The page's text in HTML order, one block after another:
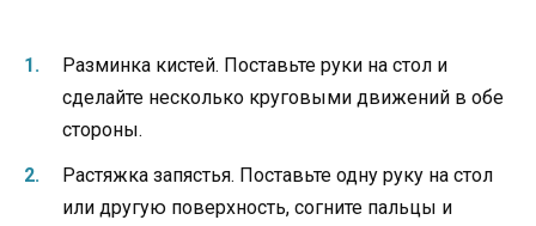
Разминка кистей. Поставьте руки на стол и
сделайте несколько круговыми движений в обе
стороны.
Растяжка запястья. Поставьте одну руку на стол
или другую поверхность, согните пальцы и